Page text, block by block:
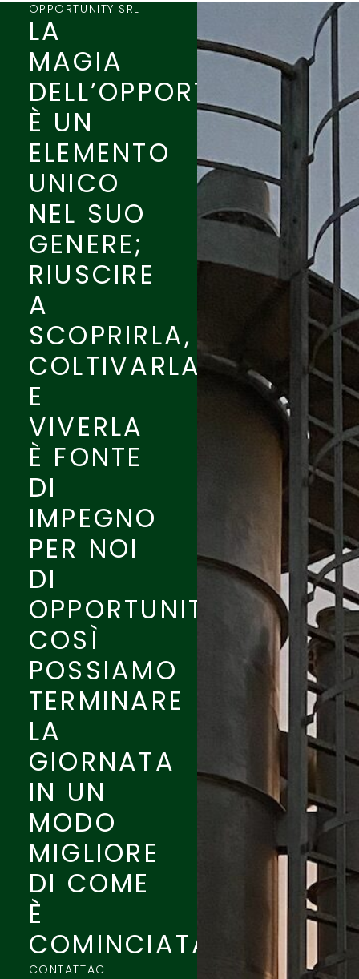
OPPORTUNITY SRL
LA
MAGIA
DELL’OPPORTUNITÀ
È UN
ELEMENTO
UNICO
NEL SUO
GENERE;
RIUSCIRE
A
SCOPRIRLA,
COLTIVARLA
E
VIVERLA
È FONTE
DI
IMPEGNO
PER NOI
DI
OPPORTUNITY.
COSÌ
POSSIAMO
TERMINARE
LA
GIORNATA
IN UN
MODO
MIGLIORE
DI COME
È
COMINCIATA.
CONTATTACI